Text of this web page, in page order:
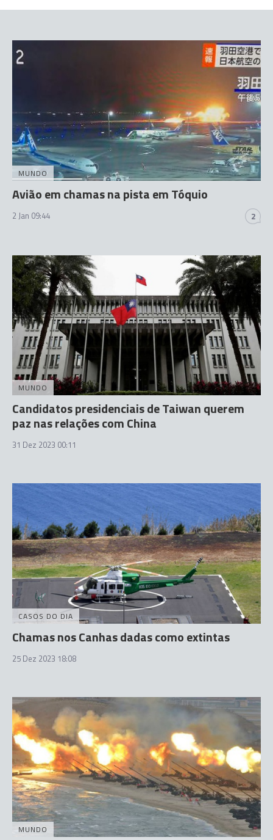
MUNDO
Avião em chamas na pista em Tóquio
2 Jan 09:44 2
MUNDO
Candidatos presidenciais de Taiwan querem
paz nas relações com China
31 Dez 2023 00:11
CASOS DO DIA
Chamas nos Canhas dadas como extintas
25 Dez 2023 18:08
MUNDO